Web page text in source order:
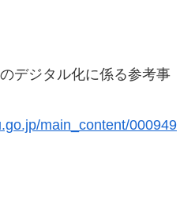
デジタル化に係る参考事
main_content/000949